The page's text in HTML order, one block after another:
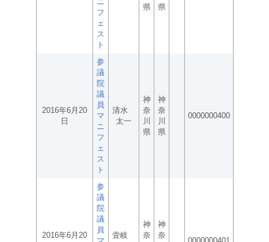
フ
ェ
ス
ト
県
県
2016年6月20
日
参
議
院
議
員
マ
ニ
フ
ェ
ス
ト
清水
太一
神
奈
川
県
神
奈
川
県
0000000400
2016年6月20
参
議
院
議
員
壹岐
神
奈
神
奈